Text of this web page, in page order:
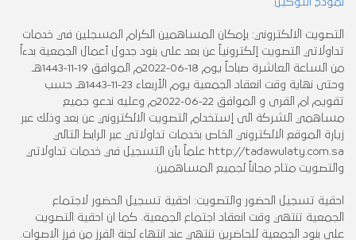
التصويت الالكتروني: بإمكان المساهمين الكرام المسجلين في خدمات
تداولاتي التصويت إلكترونياً عن بعد على بنود جدول أعمال الجمعية بدءاً
من الساعة العاشرة صباحاً يوم 18-06-2022م الموافق 19-11-1443هـ
وحتى نهاية وقت انعقاد الجمعية يوم الأربعاء 23-11-1443هـ حسب
تقويم ام القرى و الموافق 22-06-2022م وعليه ندعو جميع
مساهمي الشركة الى إستخدام التصويت الالكتروني عن بعد وذلك عبر
زيارة الموقع الالكتروني الخاص بخدمات تداولاتي عبر الرابط التالي
http://tadawulaty.com.sa علماً بأن التسجيل في خدمات تداولاتي
والتصويت متاح مجاناً لجميع المساهمين.
احقية تسجيل الحضور والتصويت: احقية تسجيل الحضور لاجتماع
الجمعية تنتهي وقت انعقاد اجتماع الجمعية. كما ان احقية التصويت
على بنود الجمعية للحاضرين تنتهي عند انتهاء لجنة الفرز من فرز الاصوات.